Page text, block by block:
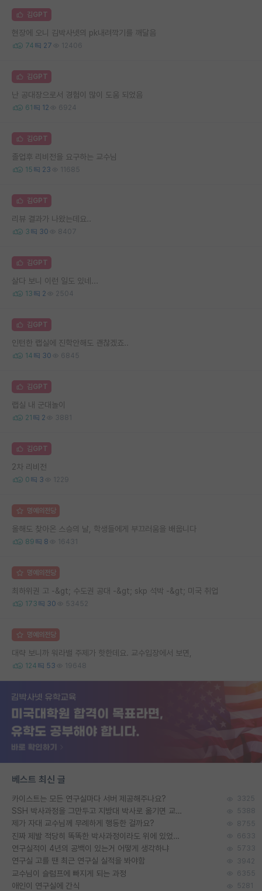
김GPT
현장에 오니 김박사넷의 pk내려깍기를 깨달음
74 27 12406
김GPT
난 공대장으로서 경험이 많이 도움 되었음
61 12 6924
김GPT
졸업후 리비전을 요구하는 교수님
15 23 11685
김GPT
리뷰 결과가 나왔는데요..
3 30 8407
김GPT
살다 보니 이런 일도 있네...
13 2 2504
김GPT
인턴한 랩실에 진학안해도 괜찮겠죠..
14 30 6845
김GPT
랩실 내 군대놀이
21 2 3881
김GPT
2차 리비전
0 3 1229
명예의전당
올해도 찾아온 스승의 날, 학생들에게 부끄러움을 배웁니다
89 8 16431
명예의전당
최하위권 고 -&gt; 수도권 공대 -&gt; skp 석박 -&gt; 미국 취업
173 30 53452
명예의전당
대략 보니까 워라밸 주제가 핫한데요. 교수입장에서 보면,
124 53 19648
베스트 최신 글
카이스트는 모든 연구실마다 서버 제공해주나요? 3325
SSH 박사과정을 그만두고 지방대 박사로 옮기면 교수의 꿈은 끝일까요? 5388
제가 자대 교수님께 무례하게 행동한 걸까요? 8755
진짜 제발 적당히 똑똑한 박사과정이라도 위에 있었으면.. 6633
연구실적이 4년의 공백이 있는거 어떻게 생각하냐 5733
연구실 고를 땐 최근 연구실 실적을 봐야함 3942
교수님이 슬럼프에 빠지게 되는 과정 6355
애인이 연구실에 간식 5281